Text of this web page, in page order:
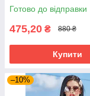
Готово до відправки
475,20 ₴ 880 ₴
Купити
–10%